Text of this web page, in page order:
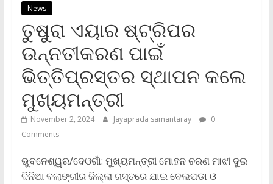
News
ତୁଷୁରା ଏୟାର ଷ୍ଟ୍ରିପର
ଉନ୍ନତୀକରଣ ପାଇଁ
ଭିତ୍ତିପ୍ରସ୍ତର ସ୍ଥାପନ କଲେ
ମୁଖ୍ୟମନ୍ତ୍ରୀ
November 2, 2024 Jayaprada samantaray
0
Comments
ଭୁବନେଶ୍ୱର/ଦେଓଗାଁ: ମୁଖ୍ୟମନ୍ତ୍ରୀ ମୋହନ ଚରଣ ମାଝୀ ଦୁଇ
ଦିନିଆ ବଲାଙ୍ଗୀର ଜିଲ୍ଲା ଗସ୍ତରେ ଯାଇ ବେଲପଡା ଓ